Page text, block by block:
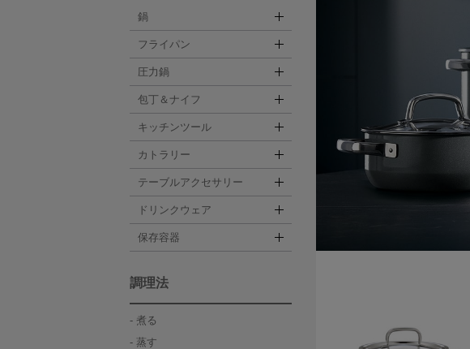
鍋
フライパン
圧力鍋
包丁＆ナイフ
キッチンツール
カトラリー
テーブルアクセサリー
ドリンクウェア
保存容器
調理法
煮る
蒸す